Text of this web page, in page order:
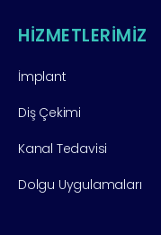
HİZMETLERİMİZ
İmplant
Diş Çekimi
Kanal Tedavisi
Dolgu Uygulamaları